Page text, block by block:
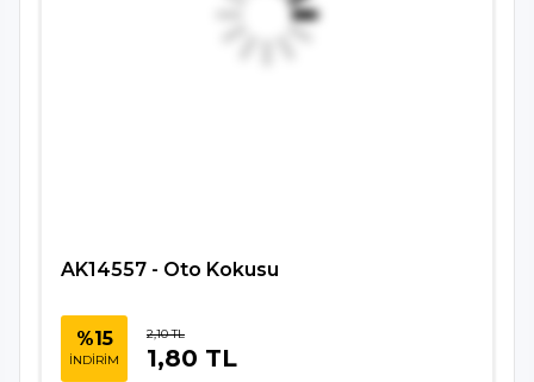
AK14557 - Oto Kokusu
%15
İNDİRİM
2,10 TL
1,80 TL